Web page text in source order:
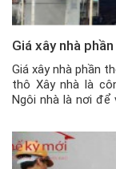
Giá xây nhà
Giá xây nhà phần
thô Xây nhà là
Ngôi nhà là nơi để